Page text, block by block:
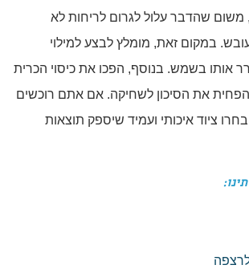
משום שהדבר עלול לגרום לריחות לא
עובש. במקום זאת, מומלץ לבצע למילוי
אותו בשמש. בנוסף, הפכו את כיסוי הכרית
את הסיכון לשחיקה. אם אתם רוכשים
בחרו ציוד איכותי ועמיד שיספק תוצאות